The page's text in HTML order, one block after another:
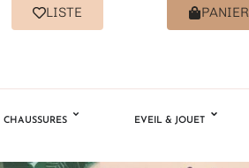
LISTE PANIER
CHAUSSURES EVEIL & JOUET